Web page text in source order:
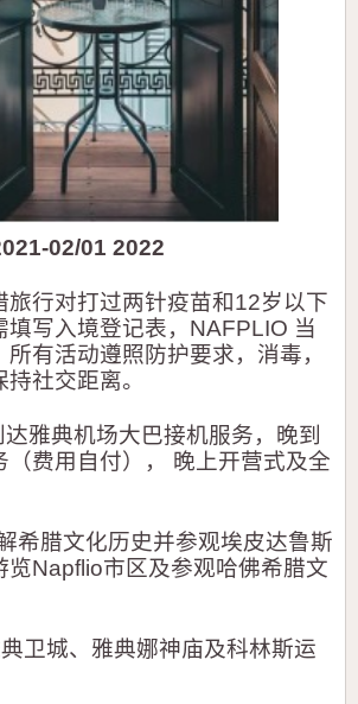
02/01 2022
旅行对打过两针疫苗和12岁以下
写入境登记表， NAFPLIO 当
有活动遵照防护要求，消毒，
社交距离。
达雅典机场大巴接机服务，晚到
费用自付），
晚上开营式及全
希腊文化历史并参观埃皮达鲁斯
览Napflio市区及参观哈佛希腊文
卫城、雅典娜神庙及科林斯运